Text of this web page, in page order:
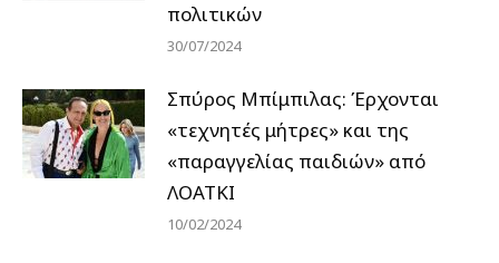
πολιτικών
30/07/2024
Σπύρος Μπίμπιλας: Έρχονται
«τεχνητές μήτρες» και της
«παραγγελίας παιδιών» από
ΛΟΑΤΚΙ
10/02/2024